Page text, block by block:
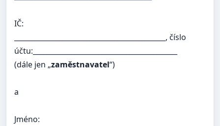
IČ:
____________________________________________, číslo
účtu:__________________________________________
(dále jen „zaměstnavatel“)
a
Jméno: